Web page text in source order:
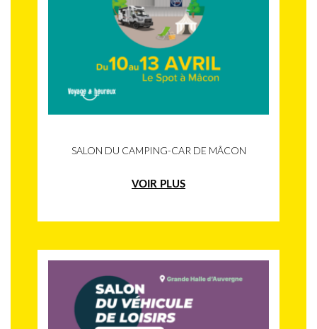
SALON DU CAMPING-CAR DE MÂCON
VOIR PLUS